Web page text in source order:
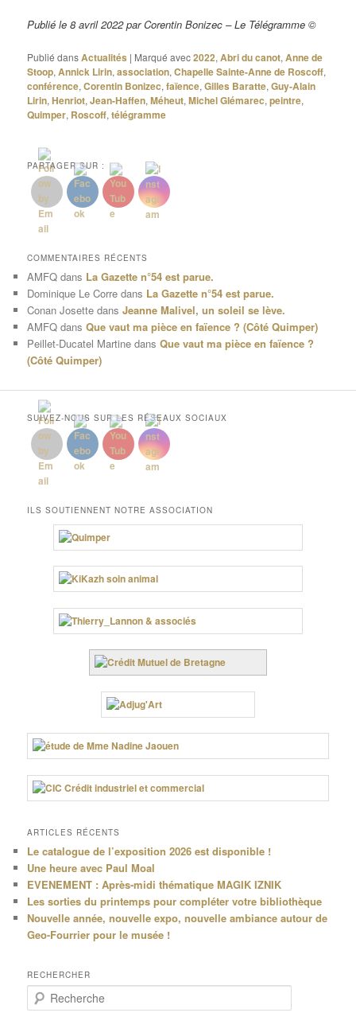
Publié le 8 avril 2022 par Corentin Bonizec – Le Télégramme ©
Publié dansActualités | Marqué avec2022,Abri du canot,Anne de
Stoop,Annick Lirin,association,Chapelle Sainte-Anne de Roscoff,
conférence,Corentin Bonizec,faïence,Gilles Baratte,Guy-Alain
Lirin,Henriot,Jean-Haffen,Méheut,Michel Glémarec,peintre,
Quimper, Roscoff,télégramme
PARTAGER SUR :
COMMENTAIRES RÉCENTS
AMFQ dans La Gazette n°54 est parue.
Dominique Le Corre dans La Gazette n°54 est parue.
Conan Josette dansJeanne Malivel, un soleil se lève.
AMFQ dansQue vaut ma pièce en faïence ? (Côté Quimper)
Peillet-Ducatel Martine dansQue vaut ma pièce en faïence ?
(Côté Quimper)
SUIVEZ-NOUS SUR LES RÉSEAUX SOCIAUX
ILS SOUTIENNENT NOTRE ASSOCIATION
ARTICLES RÉCENTS
Le catalogue de l’exposition 2026 est disponible !
Une heure avec Paul Moal
EVENEMENT : Après-midi thématique MAGIK IZNIK
Les sorties du printemps pour compléter votre bibliothèque
Nouvelle année, nouvelle expo, nouvelle ambiance autour de
Geo-Fourrier pour le musée !
RECHERCHER
e